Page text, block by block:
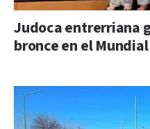
Judoca entrerriana
bronce en el